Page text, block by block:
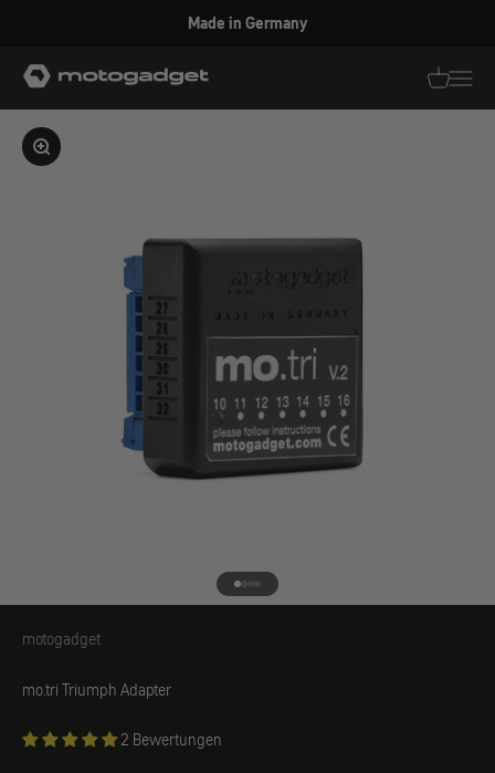
Made in Germany
motogadget GmbH
Bild vergrößern
Gehe zu Element 1
Gehe zu Element 2
Gehe zu Element 3
Gehe zu Element 4
motogadget
motogadget
mo.tri Triumph Adapter
2 Bewertungen